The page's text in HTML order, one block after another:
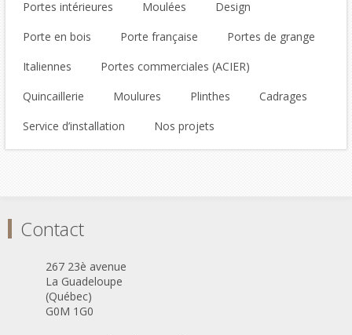
Portes intérieures Moulées
Design
Porte en bois
Porte française
Portes de grange
Italiennes
Portes commerciales (ACIER)
Quincaillerie
Moulures Plinthes
Cadrages
Service d’installation
Nos projets
Contact
267 23è avenue
La Guadeloupe
(Québec)
G0M 1G0